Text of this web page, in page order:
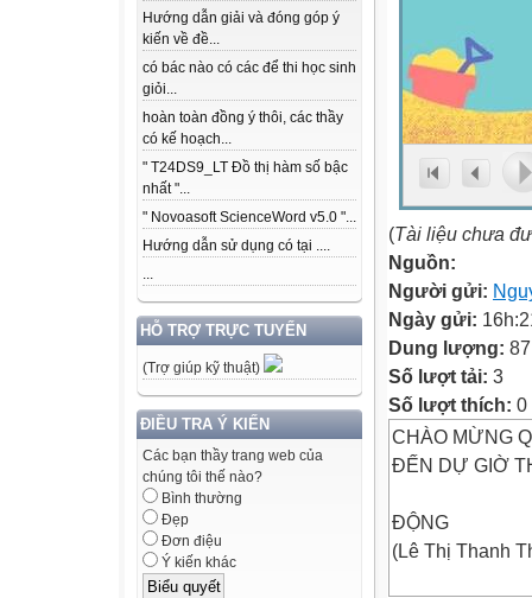
Hướng dẫn giải và đóng góp ý
kiến về đề...
có bác nào có các để thi học sinh
giỏi...
hoàn toàn đồng ý thôi, các thầy
có kế hoạch...
" T24DS9_LT Đồ thị hàm số bậc
nhất "...
" Novoasoft ScienceWord v5.0 "...
Hướng dẫn sử dụng có tại ....
...
HỖ TRỢ TRỰC TUYẾN
(Trợ giúp kỹ thuật)
ĐIỀU TRA Ý KIẾN
Các bạn thầy trang web của
chúng tôi thế nào?
Bình thường
Đẹp
Đơn điệu
Ý kiến khác
(Tài liệu chưa
Nguồn:
Người gửi:
Ngày gửi:
Dung lượng:
Số lượt tải: 3
Số lượt thích: 0
CHÀO MỪNG
ĐẾN DỰ GIỜ
ĐỘNG
(Lê Thị Thanh